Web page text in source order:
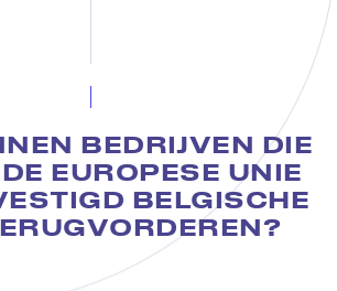
BEDRIJVEN DIE
EUROPESE UNIE
BELGISCHE